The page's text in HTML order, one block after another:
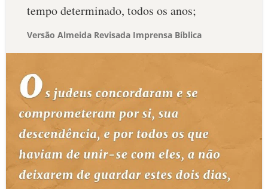
tempo determinado, todos os anos;
Versão Almeida Revisada Imprensa Bíblica